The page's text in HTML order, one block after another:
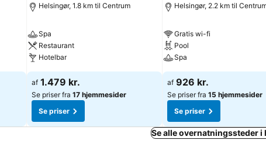
Helsingør, 1.8 km til Centrum
Spa
Restaurant
Hotelbar
af 1.479 kr.
Se priser fra 17 hjemmesider
Se priser
Helsingør, 2.2 km til
Gratis wi-fi
Pool
Spa
af 926 kr.
Se priser fra 15 hjemmesider
Se priser
Se alle overnatningssteder i